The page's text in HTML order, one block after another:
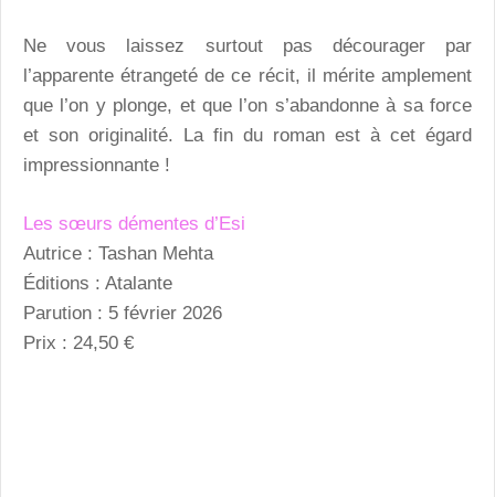
Ne vous laissez surtout pas décourager par
l’apparente étrangeté de ce récit, il mérite amplement
que l’on y plonge, et que l’on s’abandonne à sa force
et son originalité. La fin du roman est à cet égard
impressionnante !
Les sœurs démentes d’Esi
Autrice : Tashan Mehta
Éditions : Atalante
Parution : 5 février 2026
Prix : 24,50 €